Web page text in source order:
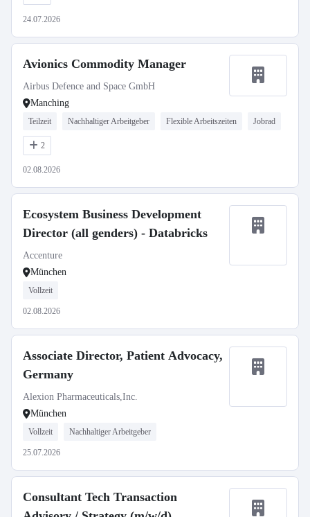
24.07.2026
Avionics Commodity Manager
Airbus Defence and Space GmbH
Manching
Teilzeit Nachhaltiger Arbeitgeber Flexible Arbeitszeiten Jobrad
2
02.08.2026
Ecosystem Business Development
Director (all genders) - Databricks
Accenture
München
Vollzeit
02.08.2026
Associate Director, Patient Advocacy,
Germany
Alexion Pharmaceuticals,Inc.
München
Vollzeit Nachhaltiger Arbeitgeber
25.07.2026
Consultant Tech Transaction